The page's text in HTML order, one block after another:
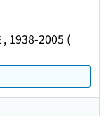
, 1938-2005 (